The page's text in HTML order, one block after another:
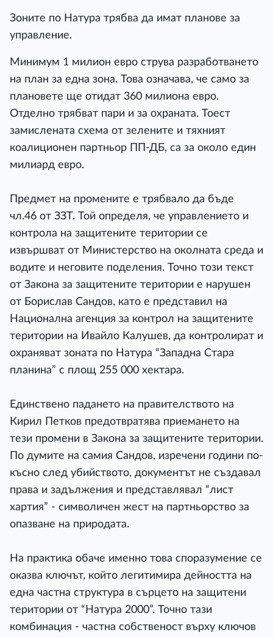
Зоните по Натура трябва да имат планове за
управление.
Минимум 1 милион евро струва разработването
на план за една зона. Това означава, че само за
плановете ще отидат 360 милиона евро.
Отделно трябват пари и за охраната. Тоест
замислената схема от зелените и тяхният
коалиционен партньор ПП-ДБ, са за около един
милиард евро.
Предмет на промените е трябвало да бъде
чл.46 от ЗЗТ. Той определя, че управлението и
контрола на защитените територии се
извършват от Министерство на околната среда и
водите и неговите поделения. Точно този текст
от Закона за защитените територии е нарушен
от Борислав Сандов, като е представил на
Национална агенция за контрол на защитените
територии на Ивайло Калушев, да контролират и
охраняват зоната по Натура “Западна Стара
планина” с площ 255 000 хектара.
Единствено падането на правителството на
Кирил Петков предотвратява приемането на
тези промени в Закона за защитените територии.
По думите на самия Сандов, изречени години по-
късно след убийството, документът не създавал
права и задължения и представлявал “лист
хартия” - символичен жест на партньорство за
опазване на природата.
На практика обаче именно това споразумение се
оказва ключът, който легитимира дейността на
една частна структура в сърцето на защитени
територии от “Натура 2000”. Точно тази
комбинация - частна собственост върху ключов